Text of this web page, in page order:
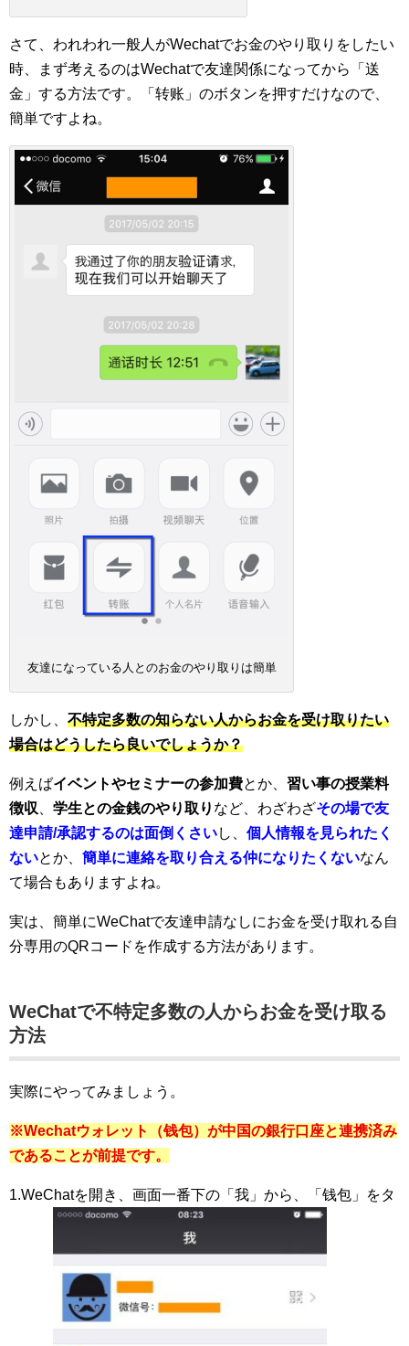
さて、われわれ一般人がWechatでお金のやり取りをしたい
時、まず考えるのはWechatで友達関係になってから「送
金」する方法です。「转账」のボタンを押すだけなので、
簡単ですよね。
友達になっている人とのお金のやり取りは簡単
しかし、 不特定多数の知らない人からお金を受け取りたい
場合はどうしたら良いでしょうか？
例えばイベントやセミナーの参加費とか、 習い事の授業料
徴収
学生との金銭のやり取り など、わざわざその場で友
達申請/承認するのは面倒くさいし、 個人情報を見られたく
ないとか、 簡単に連絡を取り合える仲になりたくないなん
て場合もありますよね。
実は、簡単にWeChatで友達申請なしにお金を受け取れる自
分専用のQRコードを作成する方法があります。
WeChatで不特定多数の人からお金を受け取る
方法
実際にやってみましょう。
※Wechatウォレット（钱包）が中国の銀行口座と連携済み
であることが前提です。
1.WeChatを開き、画面一番下の「我」から、「钱包」をタ